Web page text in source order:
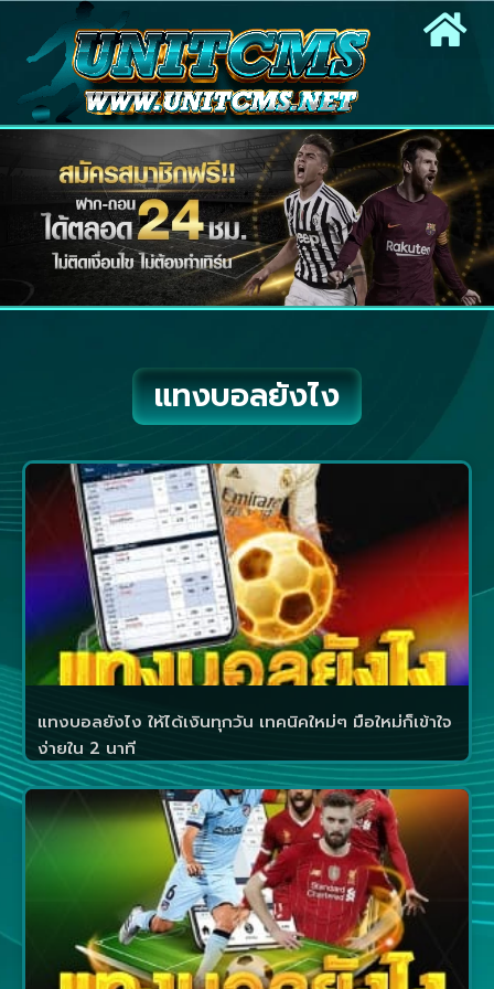
แทงบอลยังไง
แทงบอลยังไง ให้ได้เงินทุกวัน เทคนิคใหม่ๆ มือใหม่ก็เข้าใจ
ง่ายใน 2 นาที